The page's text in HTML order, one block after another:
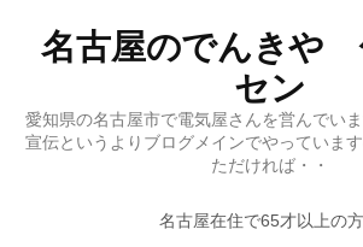
名古屋のでんきや
セン
愛知県の名古屋市で電気屋さんを営んでい
宣伝というよりブログメインでやっていま
ただければ・・
名古屋在住で65才以上の